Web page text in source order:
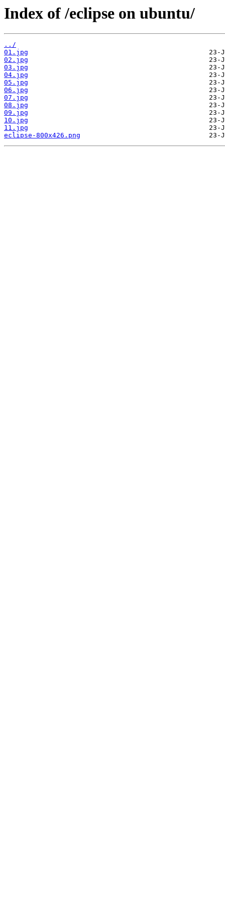
Index of /eclipse on ubuntu/
../
01.jpg
02.jpg
03.jpg
04.jpg
05.jpg
06.jpg
07.jpg
08.jpg
09.jpg
10.jpg
11.jpg
eclipse-800x426.png